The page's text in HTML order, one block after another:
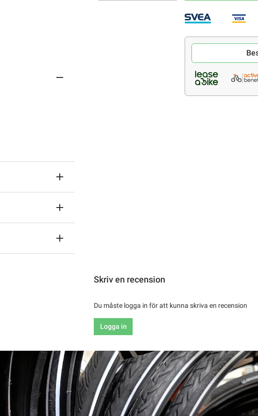
Skriv en recension
Du måste logga in för att kunna skriva en recension
Logga in